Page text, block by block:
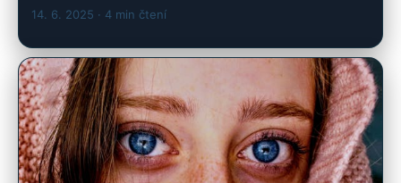
14. 6. 2025 · 4 min čtení